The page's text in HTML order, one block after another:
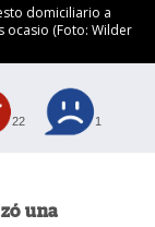
domiciliario a
ocasio (Foto: Wilder
22 1
una